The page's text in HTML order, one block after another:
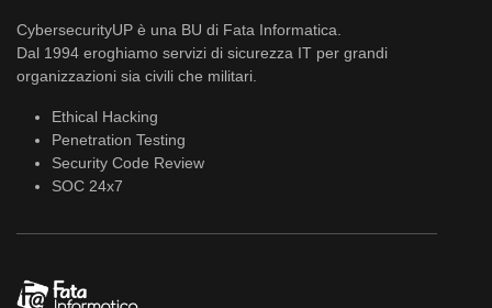
CybersecurityUP è una BU di Fata Informatica.
Dal 1994 eroghiamo servizi di sicurezza IT per grandi
organizzazioni sia civili che militari.
Ethical Hacking
Penetration Testing
Security Code Review
SOC 24x7